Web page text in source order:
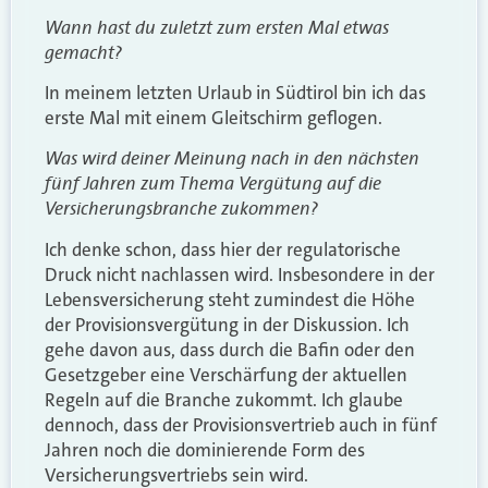
Wann hast du zuletzt zum ersten Mal etwas
gemacht?
In meinem letzten Urlaub in Südtirol bin ich das
erste Mal mit einem Gleitschirm geflogen.
Was wird deiner Meinung nach in den nächsten
fünf Jahren zum Thema Vergütung auf die
Versicherungsbranche zukommen?
Ich denke schon, dass hier der regulatorische
Druck nicht nachlassen wird. Insbesondere in der
Lebensversicherung steht zumindest die Höhe
der Provisionsvergütung in der Diskussion. Ich
gehe davon aus, dass durch die Bafin oder den
Gesetzgeber eine Verschärfung der aktuellen
Regeln auf die Branche zukommt. Ich glaube
dennoch, dass der Provisionsvertrieb auch in fünf
Jahren noch die dominierende Form des
Versicherungsvertriebs sein wird.